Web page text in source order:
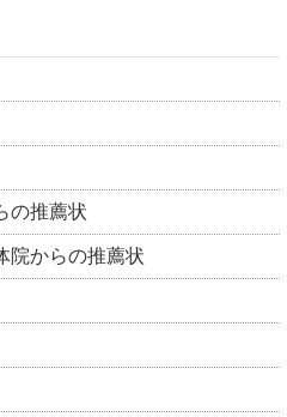
の推薦状
院からの推薦状